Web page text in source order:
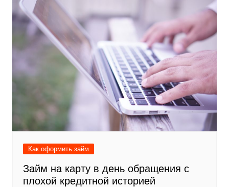
Как оформить займ
Займ на карту в день обращения с
плохой кредитной историей